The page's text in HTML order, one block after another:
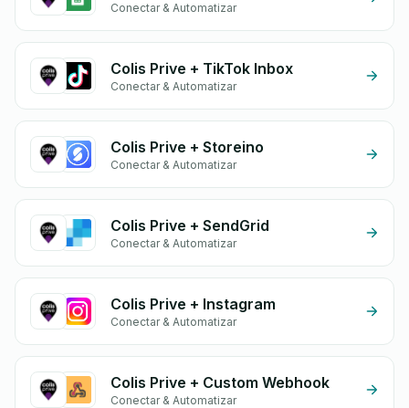
Conectar & Automatizar
Colis Prive + TikTok Inbox
Conectar & Automatizar
Colis Prive + Storeino
Conectar & Automatizar
Colis Prive + SendGrid
Conectar & Automatizar
Colis Prive + Instagram
Conectar & Automatizar
Colis Prive + Custom Webhook
Conectar & Automatizar